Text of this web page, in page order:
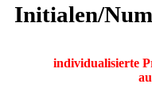
Initialen/
individualisierte